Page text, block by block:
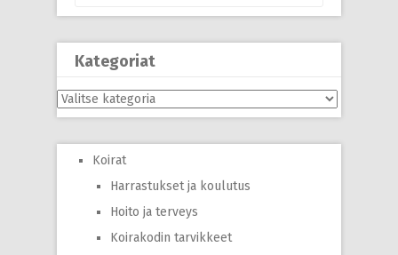
Kategoriat
Kategoriat
Koirat
Harrastukset ja koulutus
Hoito ja terveys
Koirakodin tarvikkeet